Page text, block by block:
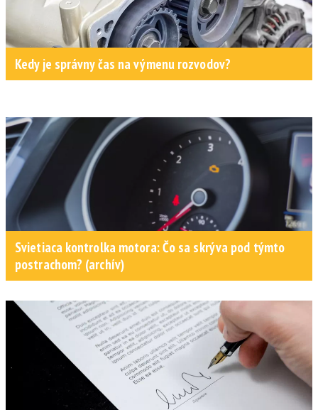
Kedy je správny čas na výmenu rozvodov?
Svietiaca kontrolka motora: Čo sa skrýva pod týmto
postrachom? (archív)